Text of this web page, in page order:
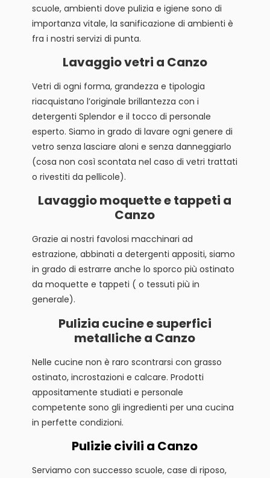
scuole, ambienti dove pulizia e igiene sono di
importanza vitale, la sanificazione di ambienti è
fra i nostri servizi di punta.
Lavaggio vetri a Canzo
Vetri di ogni forma, grandezza e tipologia
riacquistano l’originale brillantezza con i
detergenti Splendor e il tocco di personale
esperto. Siamo in grado di lavare ogni genere di
vetro senza lasciare aloni e senza danneggiarlo
(cosa non così scontata nel caso di vetri trattati
o rivestiti da pellicole).
Lavaggio moquette e tappeti a
Canzo
Grazie ai nostri favolosi macchinari ad
estrazione, abbinati a detergenti appositi, siamo
in grado di estrarre anche lo sporco più ostinato
da moquette e tappeti ( o tessuti più in
generale).
Pulizia cucine e superfici
metalliche a Canzo
Nelle cucine non è raro scontrarsi con grasso
ostinato, incrostazioni e calcare. Prodotti
appositamente studiati e personale
competente sono gli ingredienti per una cucina
in perfette condizioni.
Pulizie civili a Canzo
Serviamo con successo scuole, case di riposo,